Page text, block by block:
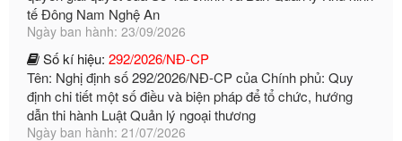
Số kí hiệu:292/2026/NĐ-CP
Tên: Nghị định số 292/2026/NĐ-CP của Chính phủ: Quy
dẫn thi hành Luật Quản lý ngoại thương
Ngày ban hành: 21/07/2026
Số kí hiệu: 292/2026/NĐ-CP
Tên: Nghị định số 292/2026/NĐ-CP của Chính phủ: Quy